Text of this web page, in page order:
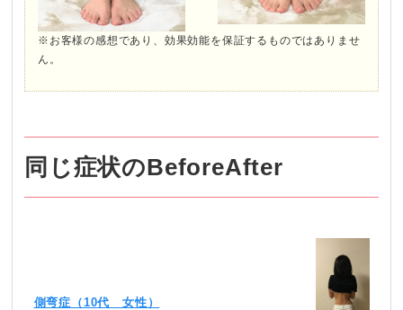
※お客様の感想であり、効果効能を保証するものではありませ
ん。
同じ症状のBeforeAfter
側弯症（10代 女性）